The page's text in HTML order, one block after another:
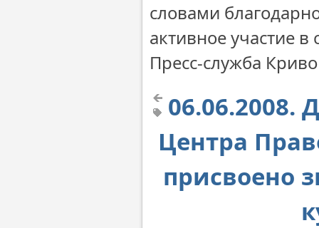
словами
активное участие
Пресс-служба
Центра
присвоено